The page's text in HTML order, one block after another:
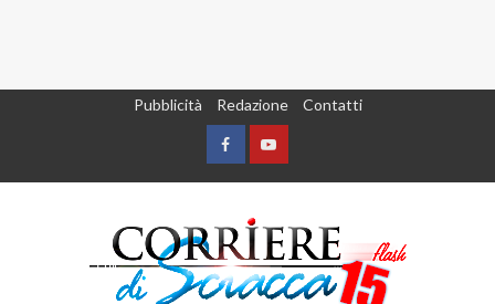
Pubblicità Redazione Contatti
FacebookYountube